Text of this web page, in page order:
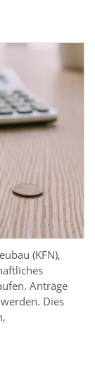
(KFN),
Anträge
Dies